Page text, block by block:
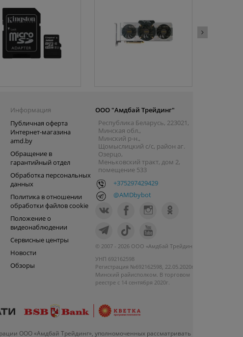
Информация
Публичная оферта
Интернет-магазина
amd.by
Обращение в
гарантийный отдел
Обработка персональных
данных
Политика в отношении
обработки файлов cookie
Положение о
видеонаблюдении
Сервисные центры
Новости
Обзоры
ООО "Амдбай Трейдинг"
Республика Беларусь, 223021,
Минская обл.,
Минский р-н.,
Щомыслицкий с/с, район аг.
Озерцо,
Меньковский тракт, дом 2,
помещение 533
+375297429429
@AMDbybot
© 2007 - 2026 ООО «Амдбай Трейдинг»
УНП 692162598
Регистрация №692162598, 22.05.2020г.
Минский райисполком. В торговом
реестре с 14 сентября 2020г.
ООО «Амдбай Трейдинг», уполномоченных рассматривать